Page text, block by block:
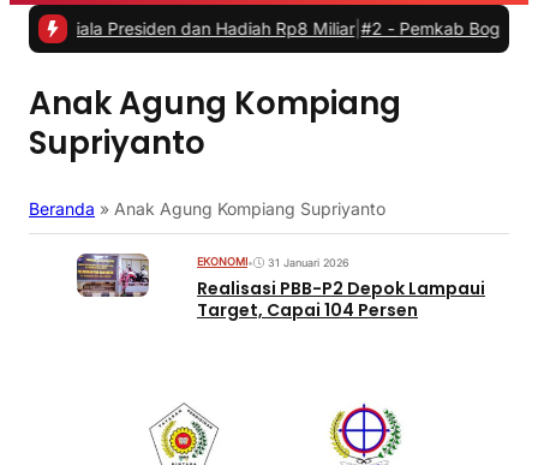
Presiden dan Hadiah Rp8 Miliar|#2 -Pemkab Bogor Resmi
Anak Agung Kompiang
Supriyanto
Beranda » Anak Agung Kompiang Supriyanto
EKONOMI• 31 Januari 2026
Realisasi PBB-P2 Depok Lampaui
Target, Capai 104 Persen